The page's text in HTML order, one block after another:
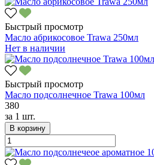
Быстрый просмотр
Масло абрикосовое Trawa 250мл
Нет в наличии
Быстрый просмотр
Масло подсолнечное Trawa 100мл
380
за 1 шт.
В корзину